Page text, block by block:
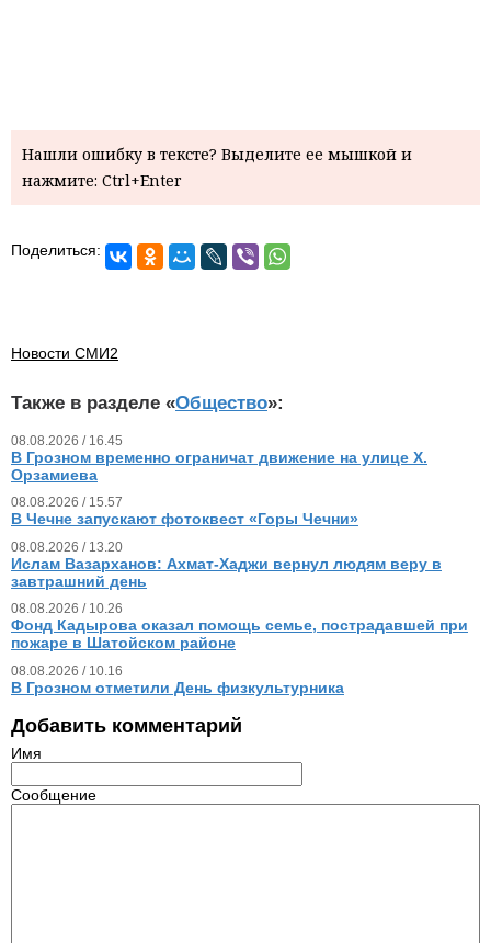
Нашли ошибку в тексте? Выделите ее мышкой и
нажмите: Ctrl+Enter
Поделиться:
Новости СМИ2
Также в разделе «Общество»:
08.08.2026 / 16.45
В Грозном временно ограничат движение на улице Х.
Орзамиева
08.08.2026 / 15.57
В Чечне запускают фотоквест «Горы Чечни»
08.08.2026 / 13.20
Ислам Вазарханов: Ахмат-Хаджи вернул людям веру в
завтрашний день
08.08.2026 / 10.26
Фонд Кадырова оказал помощь семье, пострадавшей при
пожаре в Шатойском районе
08.08.2026 / 10.16
В Грозном отметили День физкультурника
Добавить комментарий
Имя
Сообщение